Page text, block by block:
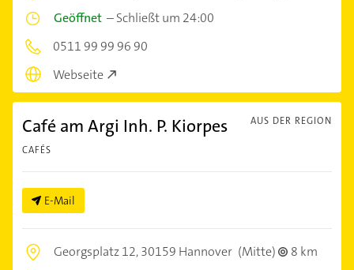
Geöffnet –Schließt um 24:00
0511 99 99 96 90
Webseite
AUS DER REGION
Café am Argi Inh. P. Kiorpes
CAFÉS
E-Mail
Georgsplatz 12,30159 Hannover (Mitte)
8 km